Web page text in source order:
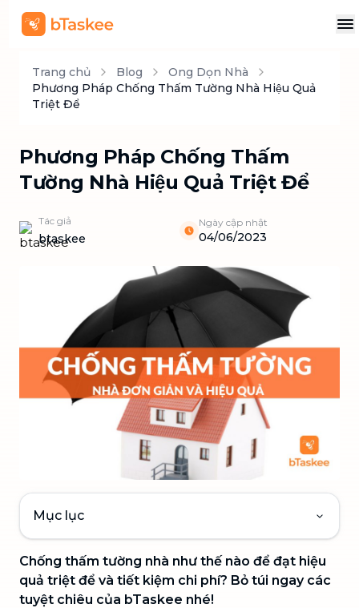
Trang chủ Blog
Ong Dọn Nhà
Phương Pháp Chống Thấm Tường Nhà Hiệu Quả
Triệt Để
Phương Pháp Chống Thấm
Tường Nhà Hiệu Quả Triệt Để
Tác giả
btaskee
Ngày cập nhật
04/06/2023
Mục lục
Chống thấm tường nhà như thế nào để đạt hiệu
quả triệt để và tiết kiệm chi phí? Bỏ túi ngay các
tuyệt chiêu của bTaskee nhé!